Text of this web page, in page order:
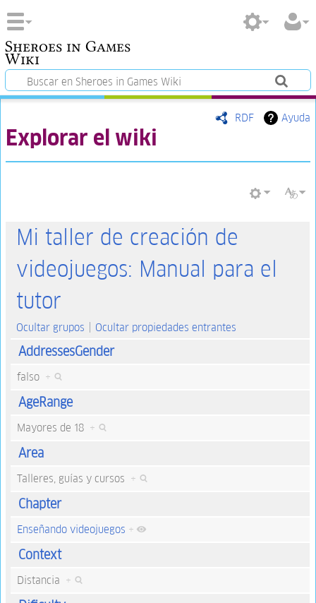
Sheroes in Games
Wiki
RDF Ayuda
Explorar el wiki
Mi taller de creación de
videojuegos: Manual para el
tutor
Ocultar grupos Ocultar propiedades entrantes
AddressesGender
falso +
AgeRange
Mayores de 18 +
Area
Talleres, guías y cursos +
Chapter
Enseñando videojuegos +
Context
Distancia +